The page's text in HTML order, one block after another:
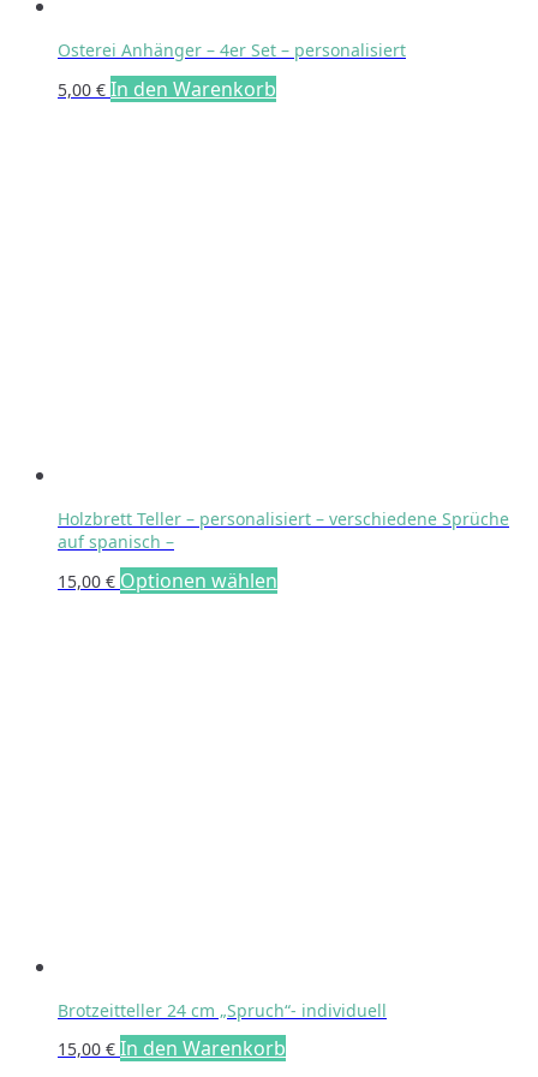
Osterei Anhänger – 4er Set – personalisiert
5,00 € In den Warenkorb
Holzbrett Teller – personalisiert – verschiedene Sprüche
auf spanisch –
15,00 € Optionen wählen
Brotzeitteller 24 cm „Spruch“- individuell
15,00 € In den Warenkorb